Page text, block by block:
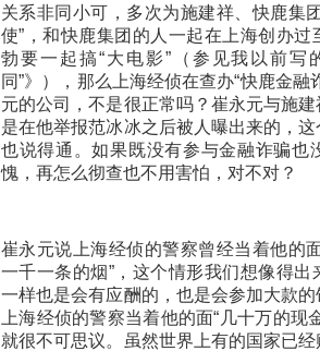
关系非同小可，多次为施建祥、快鹿集
使”，和快鹿集团的人一起在上海创办
勃要一起搞“大电影”（参见我以前写
同”》），那么上海经侦在查办“快鹿金融
元的公司，不是很正常吗？崔永元与施
是在他举报范冰冰之后被人曝出来的，
也说得通。如果既没有参与金融诈骗也
愧，再怎么彻查也不用害怕，对不对？
崔永元说上海经侦的警察曾经当着他的
一千一条的烟”，这个情形我们想像得
一样也是会有应酬的，也是会参加大款
上海经侦的警察当着他的面“几十万的现
就很不可思议。虽然世界上有的国家已